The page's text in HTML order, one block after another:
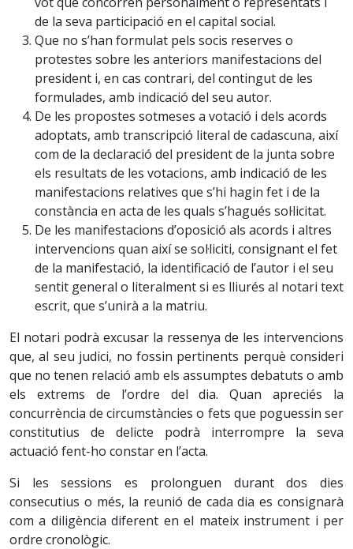
de la seva participació en el capital social.
Que no s’han formulat pels socis reserves o
protestes sobre les anteriors manifestacions del
president i, en cas contrari, del contingut de les
formulades, amb indicació del seu autor.
De les propostes sotmeses a votació i dels acords
adoptats, amb transcripció literal de cadascuna, així
com de la declaració del president de la junta sobre
els resultats de les votacions, amb indicació de les
manifestacions relatives que s’hi hagin fet i de la
constància en acta de les quals s’hagués sol·licitat.
De les manifestacions d’oposició als acords i altres
intervencions quan així se sol·liciti, consignant el fet
de la manifestació, la identificació de l’autor i el seu
sentit general o literalment si es lliurés al notari text
escrit, que s’unirà a la matriu.
El notari podrà excusar la ressenya de les intervencions
que, al seu judici, no fossin pertinents perquè consideri
que no tenen relació amb els assumptes debatuts o amb
els extrems de l’ordre del dia. Quan apreciés la
concurrència de circumstàncies o fets que poguessin ser
constitutius de delicte podrà interrompre la seva
actuació fent-ho constar en l’acta.
Si les sessions es prolonguen durant dos dies
consecutius o més, la reunió de cada dia es consignarà
com a diligència diferent en el mateix instrument i per
ordre cronològic.